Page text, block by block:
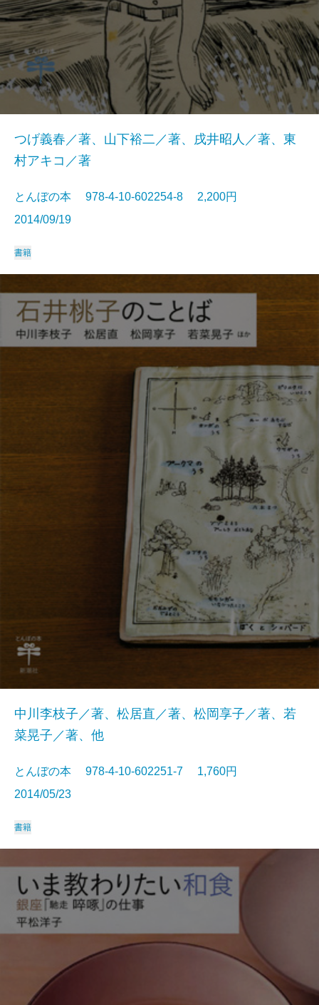
つげ義春／著、山下裕二／著、戌井昭人／著、東
村アキコ／著
とんぼの本 978-4-10-602254-8 2,200円
2014/09/19
書籍
中川李枝子／著、松居直／著、松岡享子／著、若
菜晃子／著、他
とんぼの本 978-4-10-602251-7 1,760円
2014/05/23
書籍